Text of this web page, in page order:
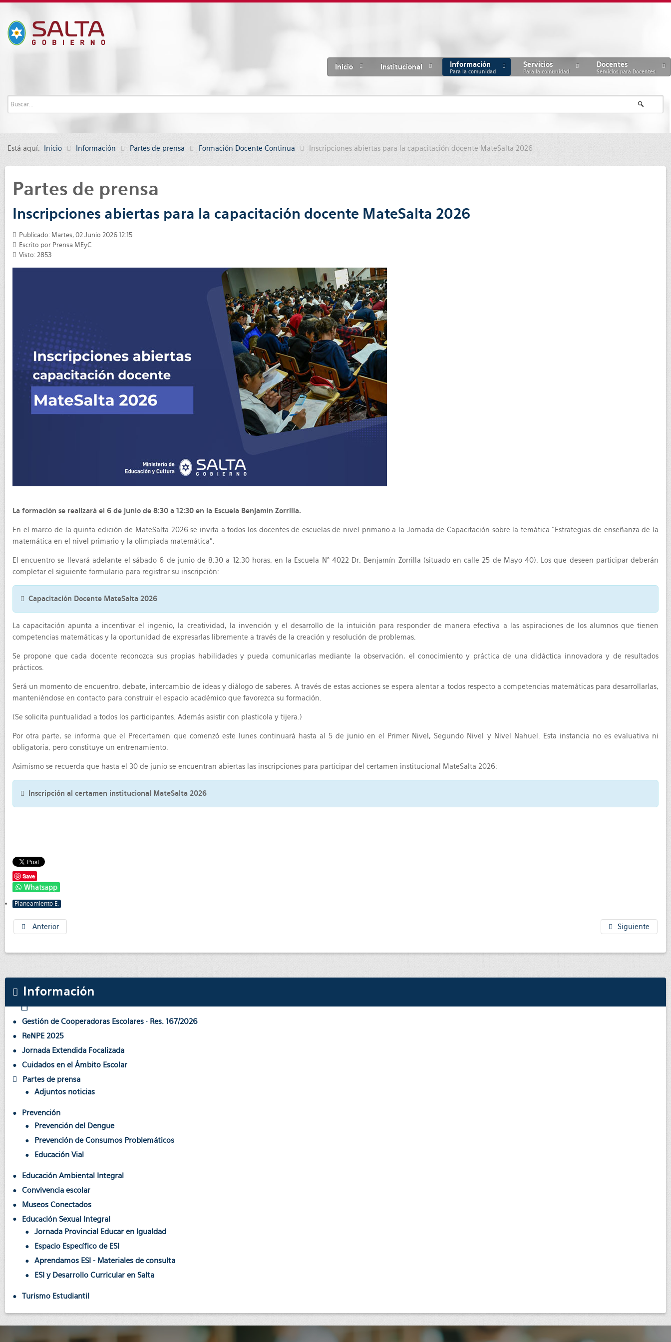
Inicio Institucional Información
Para la comunidad
Servicios
Para la comunidad
Docentes
Servicios para Docentes
Está aquí: Inicio Información Partes de prensa Formación Docente Continua Inscripciones abiertas para la capacitación docente MateSalta 2026
Partes de prensa
Inscripciones abiertas para la capacitación docente MateSalta 2026
Publicado: Martes, 02 Junio 2026 12:15
Escrito por Prensa MEyC
Visto: 2853
La formación se realizará el 6 de junio de 8:30 a 12:30 en la Escuela Benjamín Zorrilla.
En el marco de la quinta edición de MateSalta 2026 se invita a todos los docentes de escuelas de nivel primario a la Jornada de Capacitación sobre la temática “Estrategias de enseñanza de la
matemática en el nivel primario y la olimpiada matemática”.
El encuentro se llevará adelante el sábado 6 de junio de 8:30 a 12:30 horas. en la Escuela N° 4022 Dr. Benjamín Zorrilla (situado en calle 25 de Mayo 40). Los que deseen participar deberán
completar el siguiente formulario para registrar su inscripción:
Capacitación Docente MateSalta 2026
La capacitación apunta a incentivar el ingenio, la creatividad, la invención y el desarrollo de la intuición para responder de manera efectiva a las aspiraciones de los alumnos que tienen
competencias matemáticas y la oportunidad de expresarlas libremente a través de la creación y resolución de problemas.
Se propone que cada docente reconozca sus propias habilidades y pueda comunicarlas mediante la observación, el conocimiento y práctica de una didáctica innovadora y de resultados
prácticos.
Será un momento de encuentro, debate, intercambio de ideas y diálogo de saberes. A través de estas acciones se espera alentar a todos respecto a competencias matemáticas para desarrollarlas,
manteniéndose en contacto para construir el espacio académico que favorezca su formación.
(Se solicita puntualidad a todos los participantes. Además asistir con plasticola y tijera.)
Por otra parte, se informa que el Precertamen que comenzó este lunes continuará hasta al 5 de junio en el Primer Nivel, Segundo Nivel y Nivel Nahuel. Esta instancia no es evaluativa ni
obligatoria, pero constituye un entrenamiento.
Asimismo se recuerda que hasta el 30 de junio se encuentran abiertas las inscripciones para participar del certamen institucional MateSalta 2026:
Inscripción al certamen institucional MateSalta 2026
Save
Whatsapp
Planeamiento E.
Anterior Siguiente
Información
Gestión de Cooperadoras Escolares · Res. 167/2026
ReNPE 2025
Jornada Extendida Focalizada
Cuidados en el Ámbito Escolar
Partes de prensa
Adjuntos noticias
Prevención
Prevención del Dengue
Prevención de Consumos Problemáticos
Educación Vial
Educación Ambiental Integral
Convivencia escolar
Museos Conectados
Educación Sexual Integral
Jornada Provincial Educar en Igualdad
Espacio Específico de ESI
Aprendamos ESI - Materiales de consulta
ESI y Desarrollo Curricular en Salta
Turismo Estudiantil